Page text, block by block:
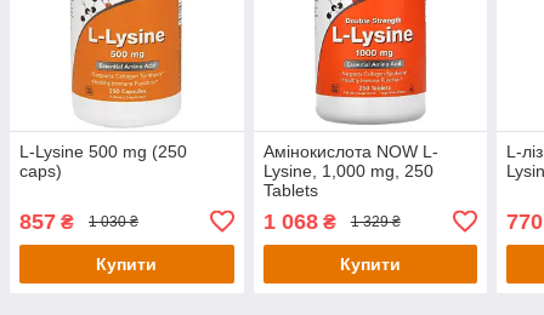
L-Lysine 500 mg (250
caps)
857 ₴ 1 030 ₴
Купити
Амінокислота NOW L-
Lysine, 1,000 mg, 250
Tablets
1 068₴ 1 329 ₴
Купити
L-
770